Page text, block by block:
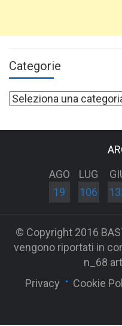
Categorie
Categorie
AGO
19
LUG
106
© Copyright 2016
vengono riportati in
n_68
Privacy
Cookie